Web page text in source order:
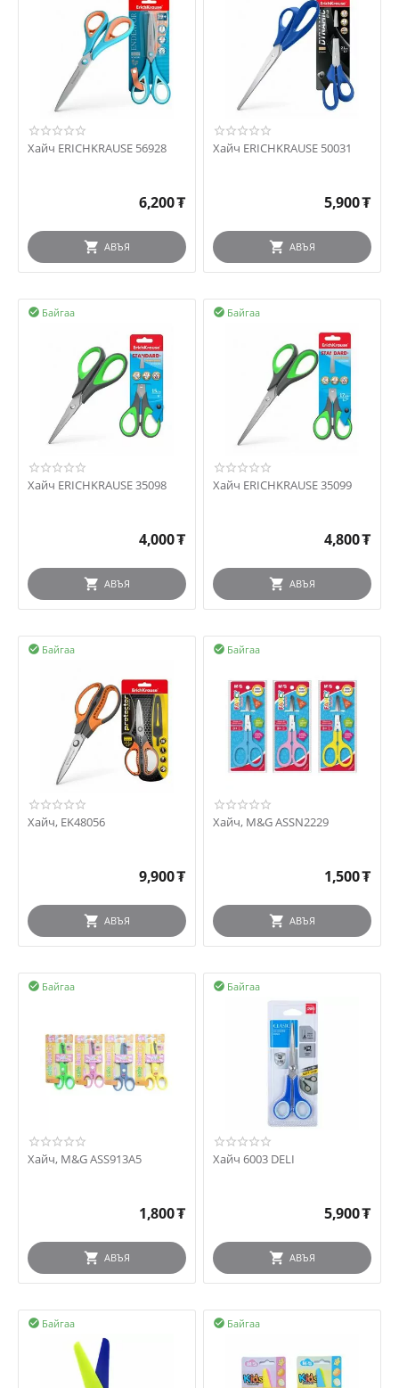
Хайч ERICHKRAUSE 56928
6,200₮
АВЪЯ
Хайч ERICHKRAUSE 50031
5,900₮
АВЪЯ
Байгаа

Хайч ERICHKRAUSE 35098
4,000₮
АВЪЯ
Байгаа

Хайч ERICHKRAUSE 35099
4,800₮
АВЪЯ
Байгаа

Хайч, EK48056
9,900₮
АВЪЯ
Байгаа

Хайч, M&G ASSN2229
1,500₮
АВЪЯ
Байгаа

Хайч, M&G ASS913А5
1,800₮
АВЪЯ
Байгаа

Хайч 6003 DELI
5,900₮
АВЪЯ
Байгаа
 Байгаа
